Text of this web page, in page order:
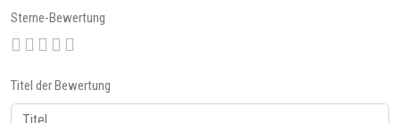
Sterne-Bewertung
Titel der Bewertung